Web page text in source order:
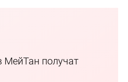
МейТан получат